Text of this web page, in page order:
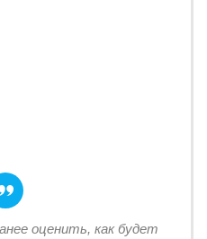
оценить, как будет